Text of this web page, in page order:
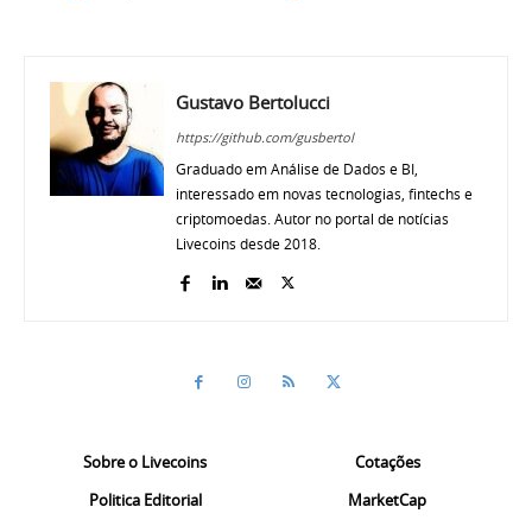
Gustavo Bertolucci
https://github.com/gusbertol
Graduado em Análise de Dados e BI,
interessado em novas tecnologias, fintechs e
criptomoedas. Autor no portal de notícias
Livecoins desde 2018.
Sobre o Livecoins
Politica Editorial
Cotações
MarketCap